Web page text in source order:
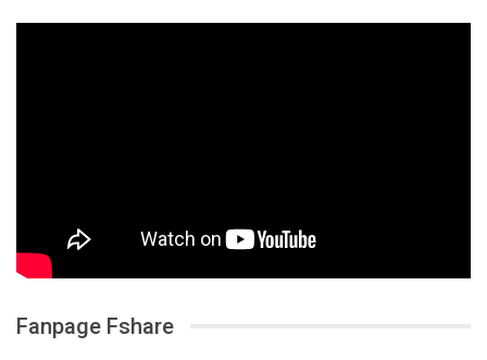
Fanpage Fshare